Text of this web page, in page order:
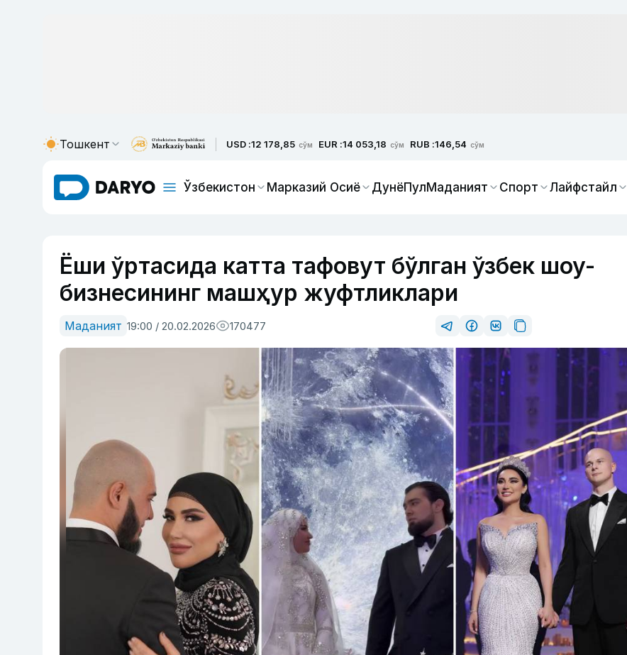
Тошкент USD :12 178,85 сўм EUR :14 053,18 сўм RUB :146,54 сўм
Ўзбекистон Марказий Осиё ДунёПулМаданият Спорт Лайфстайл
Ёши ўртасида катта тафовут бўлган ўзбек шоу-
бизнесининг машҳур жуфтликлари
Маданият 19:00 / 20.02.2026 170477